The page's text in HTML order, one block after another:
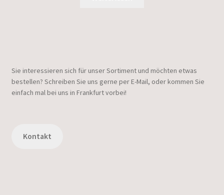
Sie interessieren sich für unser Sortiment und möchten etwas
bestellen? Schreiben Sie uns gerne per E-Mail, oder kommen Sie
einfach mal bei uns in Frankfurt vorbei!
Kontakt